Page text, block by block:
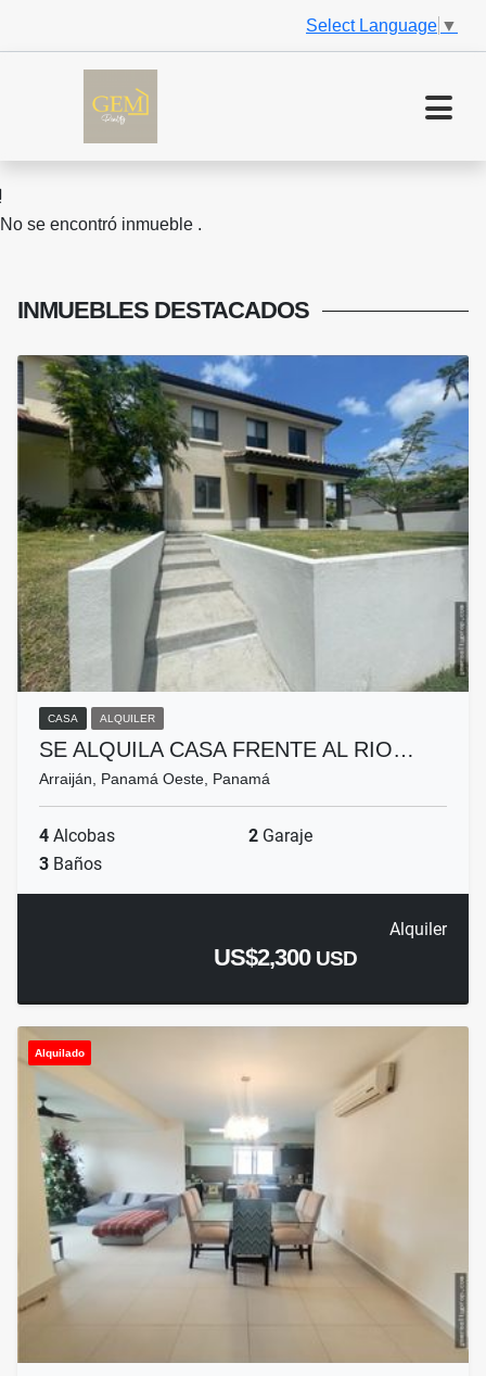
Select Language ▼
No se encontró inmueble .
INMUEBLES DESTACADOS
CASA ALQUILER
SE ALQUILA CASA FRENTE AL RIO…
Arraiján, Panamá Oeste, Panamá
4 Alcobas 2 Garaje
3 Baños
Alquiler
US$2,300 USD
Alquilado